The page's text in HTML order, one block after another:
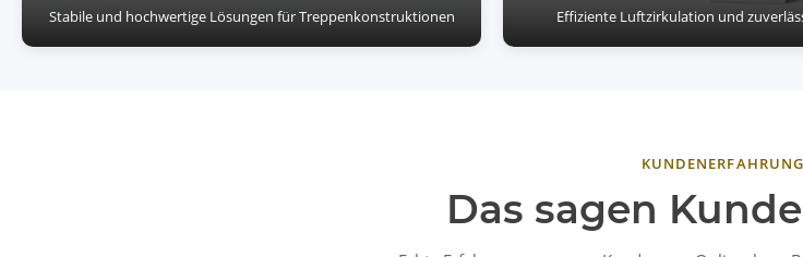
Stabile und hochwertige Lösungen für Treppenkonstruktionen Effiziente Luftzirkulation und
Das sagen